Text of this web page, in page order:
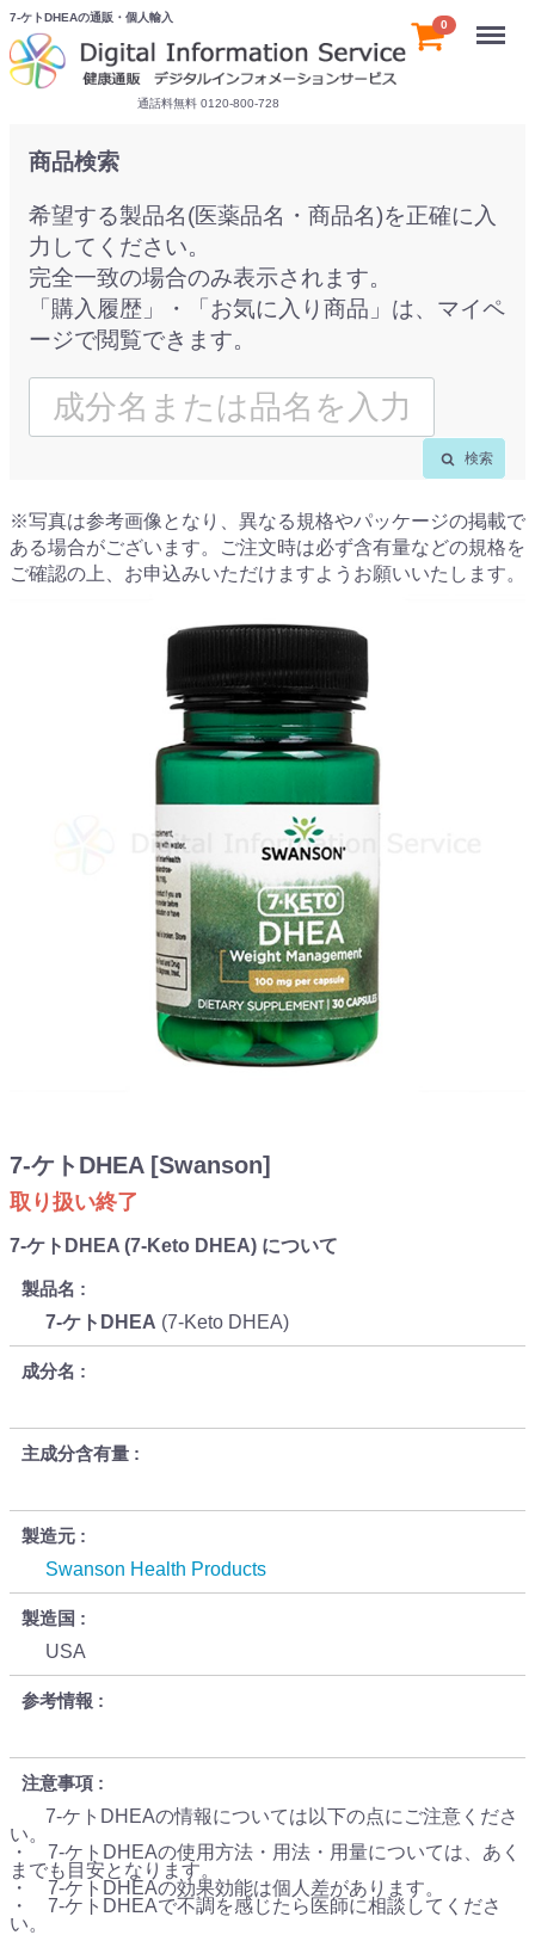
7-ケトDHEAの通販・個人輸入
通話料無料 0120-800-728
0 Menu
商品検索
希望する製品名(医薬品名・商品名)を正確に入
力してください。
完全一致の場合のみ表示されます。
「購入履歴」・「お気に入り商品」は、マイペ
ージで閲覧できます。
検索
※写真は参考画像となり、異なる規格やパッケージの掲載で
ある場合がございます。ご注文時は必ず含有量などの規格を
ご確認の上、お申込みいただけますようお願いいたします。
7-ケトDHEA [Swanson]
取り扱い終了
7-ケトDHEA (7-Keto DHEA) について
製品名
7-ケトDHEA (7-Keto DHEA)
成分名
主成分含有量
製造元
Swanson Health Products
製造国
USA
参考情報
注意事項
7-ケトDHEAの情報については以下の点にご注意くださ
い。
・ 7-ケトDHEAの使用方法・用法・用量については、あく
までも目安となります。
・ 7-ケトDHEAの効果効能は個人差があります。
・ 7-ケトDHEAで不調を感じたら医師に相談してくださ
い。